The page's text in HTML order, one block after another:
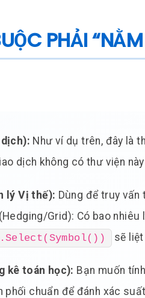
PHẢI
Như ví dụ trên, đây là
dịch không có thư viện
lý Vị thế): Dùng để truy vấn
Grid): Có bao nhiêu
sẽ
kê toán học): Bạn muốn
phối chuẩn để đánh xác